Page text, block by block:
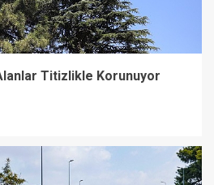
Titizlikle Korunuyor